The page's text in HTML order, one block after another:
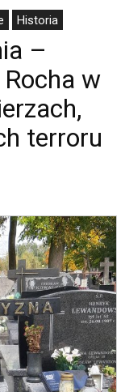
Historia
–
w
terroru